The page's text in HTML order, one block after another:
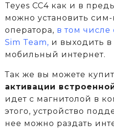
Teyes CC4 как и в
можно установить сим-
оператора, в том числе
Sim Team, и выходить в
мобильный интернет.
Так же вы можете
активации
идет с магнитолой в
этого, устройство
нее можно раздать